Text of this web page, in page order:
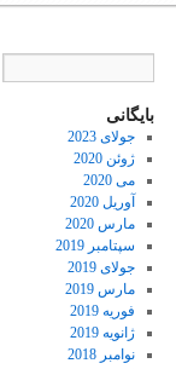
بایگانی
جولای 2023
ژوئن 2020
می 2020
آوریل 2020
مارس 2020
سپتامبر 2019
جولای 2019
مارس 2019
فوریه 2019
ژانویه 2019
نوامبر 2018